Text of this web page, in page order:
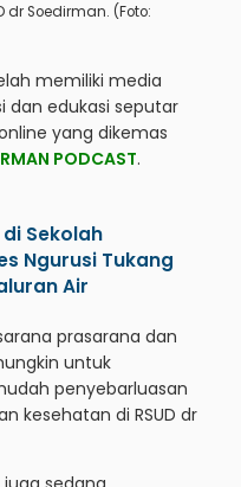
Soedirman. (Foto:
memiliki media
dan edukasi seputar
yang dikemas
PODCAST.
Sekolah
Ngurusi Tukang
Air
prasarana dan
untuk
penyebarluasan
kesehatan di RSUD dr